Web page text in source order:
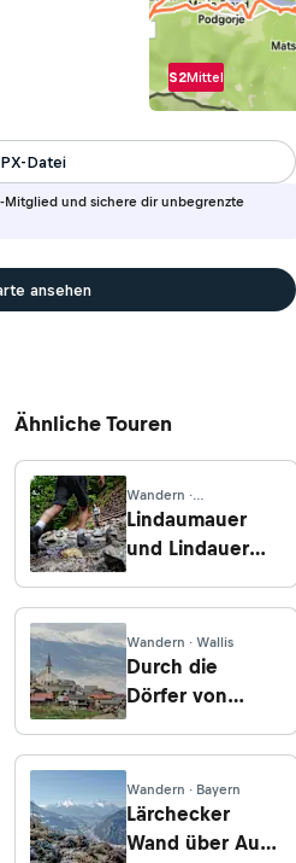
S2Mittel
und sichere dir unbegrenzte
Datei
ansehen
Ähnliche Touren
Wandern ·
Oberösterreich
Lindaumauer
und Lindauer
Wandern · Wallis
Durch die
Dörfer von
Wandern · Bayern
Lärchecker
Wand über Auer